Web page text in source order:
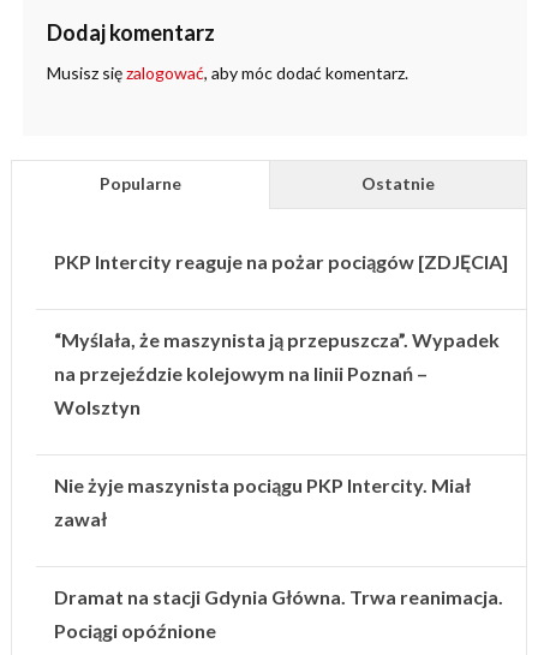
Dodaj komentarz
Musisz sięzalogować, aby móc dodać komentarz.
Popularne Ostatnie
PKP Intercity reaguje na pożar pociągów [ZDJĘCIA]
“Myślała, że maszynista ją przepuszcza”. Wypadek
na przejeździe kolejowym na linii Poznań –
Wolsztyn
Nie żyje maszynista pociągu PKP Intercity. Miał
zawał
Dramat na stacji Gdynia Główna. Trwa reanimacja.
Pociągi opóźnione